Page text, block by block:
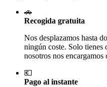
🚗
Recogida gratuita
Nos desplazamos hasta
ningún coste. Solo
nosotros nos encargamos
💶
Pago al instante